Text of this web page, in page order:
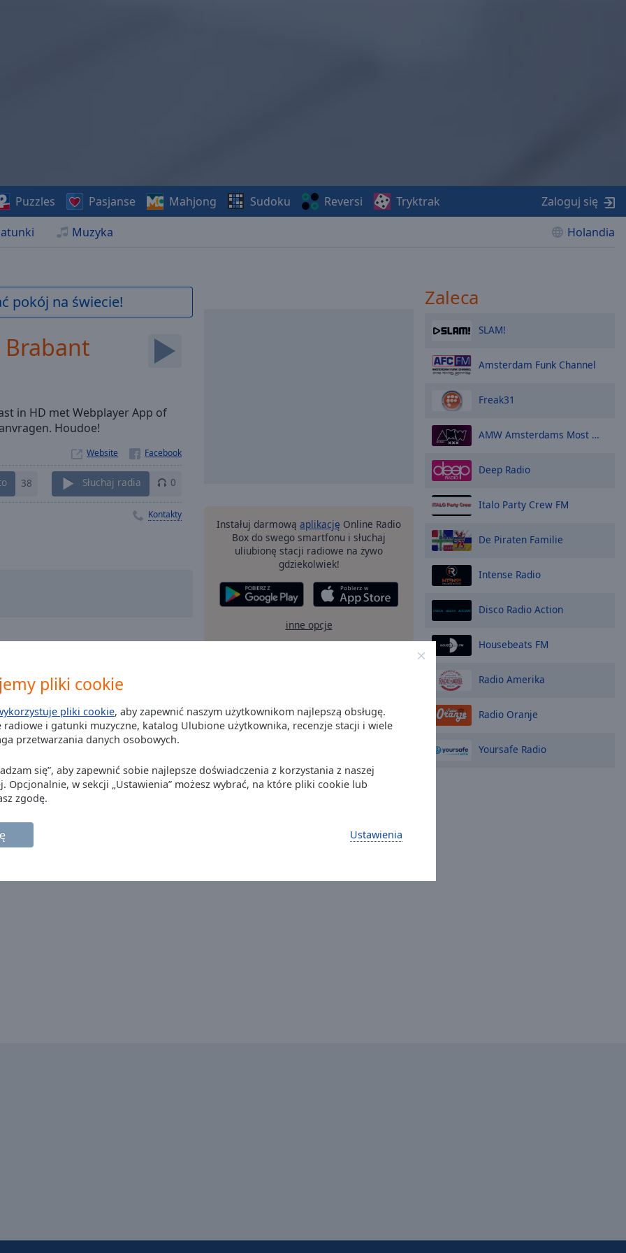
pliki cookie
pliki cookie, aby zapewnić naszym użytkownikom najlepszą obsługę.
radiowe i gatunki muzyczne, katalog Ulubione użytkownika, recenzje stacji i wiele
przetwarzania danych osobowych.
się”, aby zapewnić sobie najlepsze doświadczenia z korzystania z naszej
Opcjonalnie, w sekcji „Ustawienia” możesz wybrać, na które pliki cookie lub
zgodę.
Ustawienia
Muzyka Holandia
Puzzles Pasjanse Mahjong Sudoku Reversi Tryktrak Zaloguj się
pokój na świecie!
Brabant
in HD met Webplayer App of
Houdoe!
Website
38 Słuchaj radia 0
Kontakty
Haaren Noord Brabant
noord Brabant
Brabant
Instałuj darmową aplikację Online Radio
Box do swego smartfonu i słuchaj
uliubionę stacji radiowe na żywo
gdziekolwiek!
inne opcje
Zaleca
SLAM!
Amsterdam Funk Channel
Freak31
AMW Amsterdams Most Wanted
Deep Radio
Italo Party Crew FM
De Piraten Familie
Intense Radio
Disco Radio Action
Housebeats FM
Radio Amerika
Radio Oranje
Yoursafe Radio